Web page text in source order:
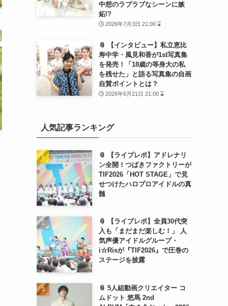
中想のラブラブなシーンに嫉
妬!?
2026年7月3日 21:00 ⌛
📎 【インタビュー】私立恵比
寿中学・風見和香が1st写真集
を発売！「18歳の等身大の私
を残せた」と語る写真集の自画
自賛ポイントとは？
2026年6月21日 21:00 ⌛
人気記事ランキング
📎 【ライブレポ】アドレナリ
ン全開！つばきファクトリーが
TIF2026「HOT STAGE」で見
せつけたハロプロアイドルの真
髄
📎 【ライブレポ】全員30代突
入も「まだまだ楽しむ！」 人
気声優アイドルグループ・
i☆Risが『TIF2026』で圧巻の
ステージを披露
📎 5人組動画クリエイター コ
ムドット 悠馬 2nd